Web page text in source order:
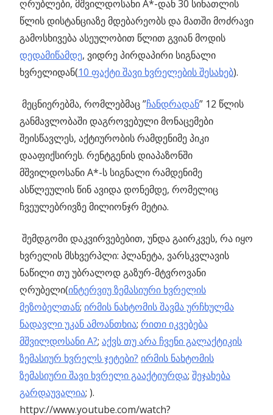
ღრუბლები, მშვილდოსანი A*-დან 30 სინათლის
წლის დისტანციაზე მდებარეობს და მათში მოძრავი
გამოსხივება ასეულობით წლით გვიან მოდის
დედამიწამდე, ვიდრე პირდაპირი სიგნალი
ხვრელიდან(10 ფაქტი შავი ხვრელების შესახებ).
მეცნიერებმა, რომლებმაც ”ჩანდრადან” 12 წლის
განმავლობაში დაგროვებული მონაცემები
შეისწავლეს, აქტიურობის რამდენიმე პიკი
დააფიქსირეს. რენტგენის დიაპაზონში
მშვილდოსანი A*-ს სიგნალი რამდენიმე
ასწლეულის წინ ავიდა დონემდე, რომელიც
ჩვეულებრივზე მილიონჯრ მეტია.
შემდგომი დაკვირვებებით, უნდა გაირკვეს, რა იყო
ხვრელის მსხვერპლი: პლანეტა, ვარსკვლავის
ნაწილი თუ უბრალოდ გაზურ-მტვროვანი
ღრუბელი(ინტერვიუ ზემასიური ხვრელის
მეზობელთან; ირმის ნახტომის შავმა ურჩხულმა
ნადავლი უკან ამოანთხია; რითი იკვებება
მშვილდოსანი A?; აქვს თუ არა ჩვენი გალაქტიკის
ზემასიურ ხვრელს ჯეტები? ირმის ნახტომის
ზემასიური შავი ხვრელი გააქტიურდა; შეჯახება
გარდაუვალია; ).
httpv://www.youtube.com/watch?